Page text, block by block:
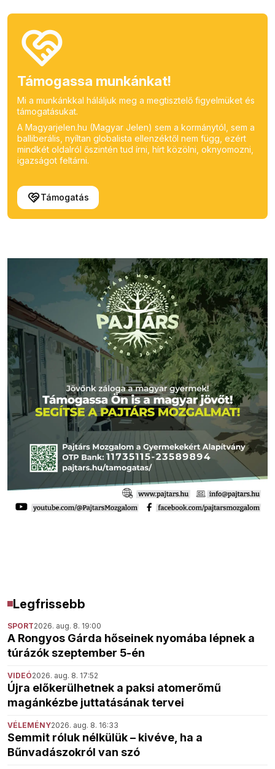
Támogassa munkánkat!
Mi a munkánkkal háláljuk meg a megtisztelő figyelmüket és
támogatásukat.
A Magyarjelen.hu (Magyar Jelen) sem a kormánytól, sem a
balliberális, nyíltan globalista ellenzéktől nem függ, ezért
mindkét oldalról őszintén tud írni, hírt közölni, oknyomozni,
igazságot feltárni.
Támogatás
Legfrissebb
SPORT2026. aug. 8. 19:00
A Rongyos Gárda hőseinek nyomába lépnek a
túrázók szeptember 5-én
VIDEÓ2026. aug. 8. 17:52
Újra előkerülhetnek a paksi atomerőmű
magánkézbe juttatásának tervei
VÉLEMÉNY2026. aug. 8. 16:33
Semmit róluk nélkülük – kivéve, ha a
Bűnvadászokról van szó